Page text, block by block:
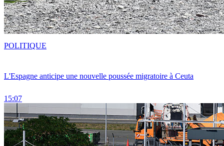
L'Espagne anticipe une nouvelle poussée migratoire à Ceuta
15:07
POLITIQUE